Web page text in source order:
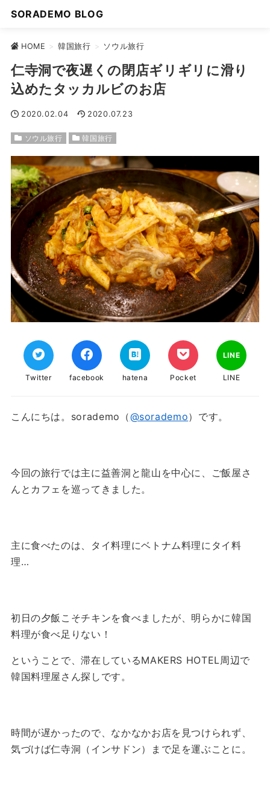
SORADEMO BLOG
HOME > 韓国旅行 > ソウル旅行
仁寺洞で夜遅くの閉店ギリギリに滑り
込めたタッカルビのお店
2020.02.04 2020.07.23
ソウル旅行 韓国旅行
Twitter facebook hatena Pocket
LINE
LINE
こんにちは。sorademo（@sorademo）です。
今回の旅行では主に益善洞と龍山を中心に、ご飯屋さ
んとカフェを巡ってきました。
主に食べたのは、タイ料理にベトナム料理にタイ料
理…
初日の夕飯こそチキンを食べましたが、明らかに韓国
料理が食べ足りない！
ということで、滞在しているMAKERS HOTEL周辺で
韓国料理屋さん探しです。
時間が遅かったので、なかなかお店を見つけられず、
気づけば仁寺洞（インサドン）まで足を運ぶことに。